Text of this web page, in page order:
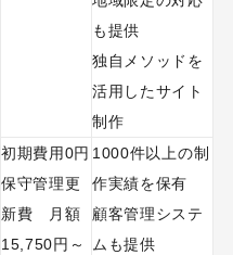
も提供
独自メソッドを
活用したサイト
制作
初期費用0円
保守管理更
新費 月額
15,750円～
1000件以上の制
作実績を保有
顧客管理システ
ムも提供